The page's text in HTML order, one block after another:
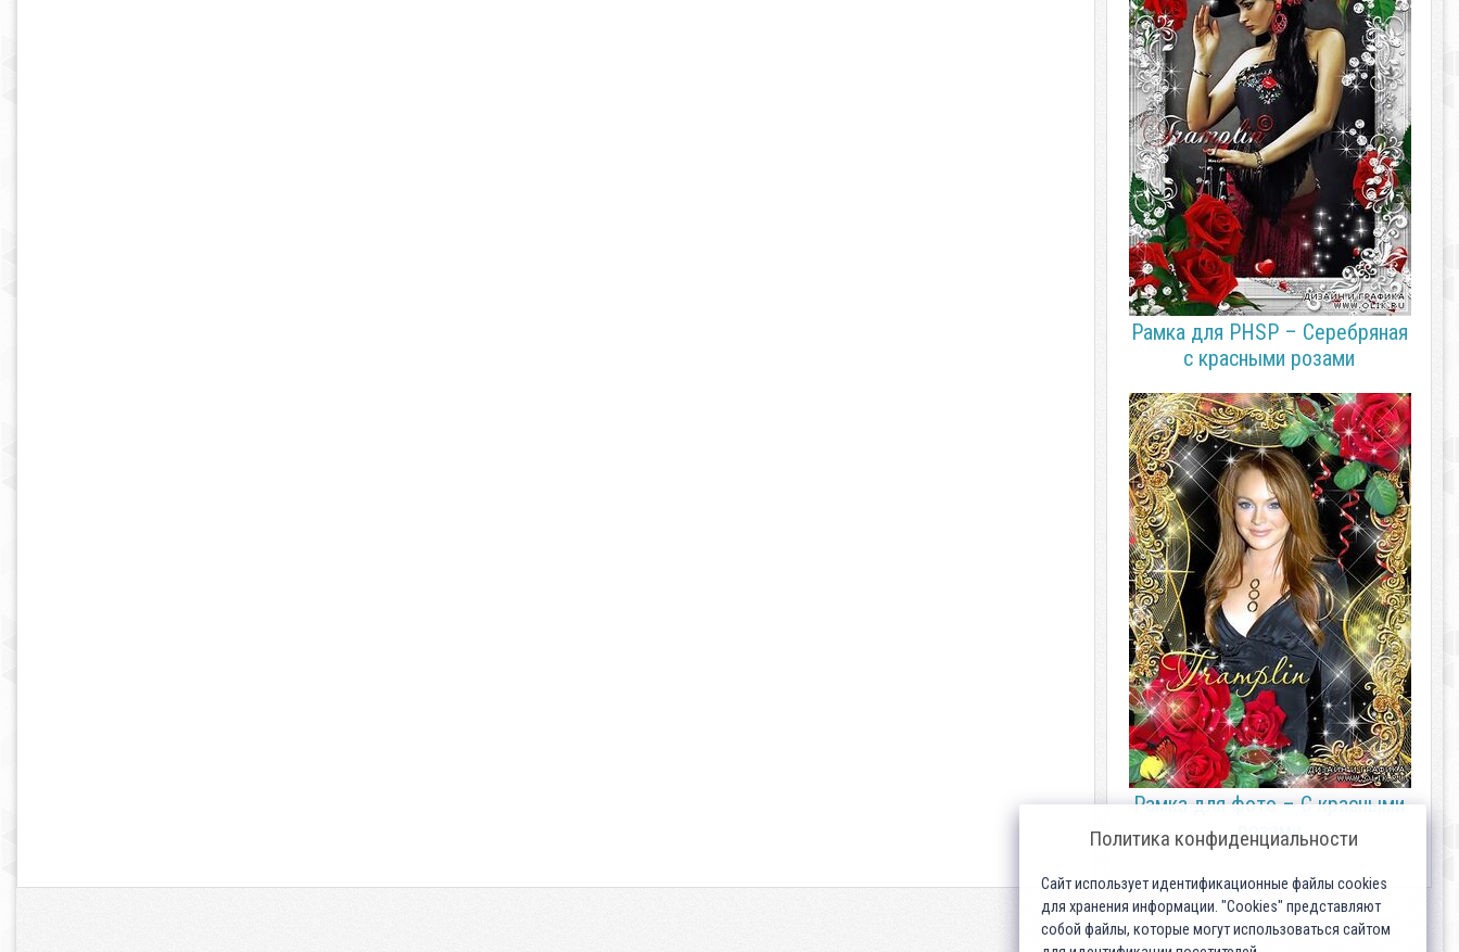
Рамка для PHSP – Серебряная
с красными розами
Рамка для фото – С красными
розами
Политика конфиденциальности
Сайт использует идентификационные файлы cookies
для хранения информации. "Cookies" представляют
собой файлы, которые могут использоваться сайтом